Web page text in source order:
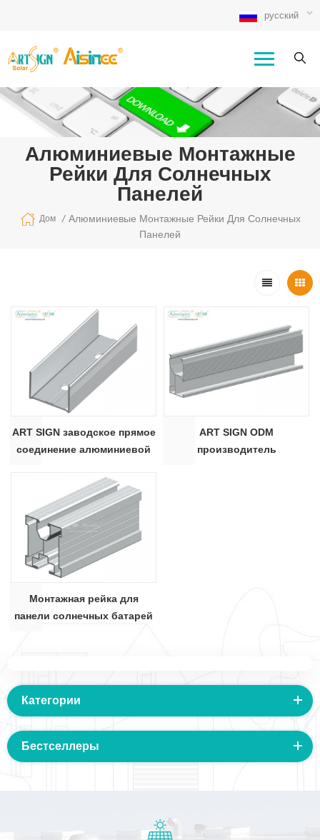
русский
Алюминиевые Монтажные
Рейки Для Солнечных
Панелей
Дом / Алюминиевые Монтажные Рейки Для Солнечных
Панелей
ART SIGN заводское прямое
соединение алюминиевой
солнечной панели # BG07
ART SIGN ODM
производитель
Монтажная рейка для
панели солнечных батарей
Категории
Бестселлеры